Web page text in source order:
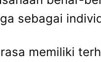
sebagai
memiliki